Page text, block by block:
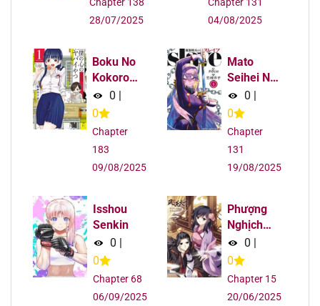
12/08/2025
Chapter 162 12/08/2025
Chapter 161 12/08/2025
Chapter 160 12/08/2025
12/08/2025
Chapter 158
Chapter 157 12/08/2025
Chapter 156 12/08/2025
28/07/2025
04/08/2025
Boku No
Kokoro
Yabai
Yatsu
0 |
0
Chapter
183
09/08/2025
Mato
Seihei No
Slave
0 |
0
Chapter
131
19/08/2025
Isshou
Senkin
0 |
0
Chapter 68
06/09/2025
Phượng
Nghịch
Thiên Hạ
0 |
0
Chapter 15
20/06/2025